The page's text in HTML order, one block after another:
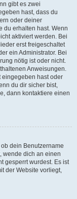
gibt es zwei
hast, dass du
oder deiner
du erhalten hast. Wenn
aktiviert werden. Bei
erst freigeschaltet
ein Administrator. Bei
nötig ist oder nicht.
Anweisungen.
eingegeben hast oder
du dir sicher bist,
dann kontaktiere einen
dein Benutzername
wende dich an einen
gesperrt wurdest. Es ist
der Website vorliegt,